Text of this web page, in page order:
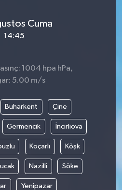
Cuma
14:45
1004 hpa hPa,
5.00 m/s
Buharkent Çine
Germencik İncirliova
Koçarlı Köşk
Nazilli Söke
Yenipazar